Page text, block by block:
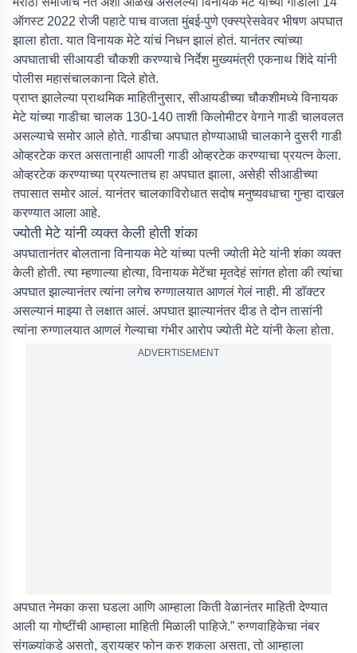
ऑगस्ट 2022 रोजी पहाटे पाच वाजता मुंबई-पुणे एक्स्प्रेसवेवर भीषण अपघात
झाला होता. यात विनायक मेटे यांचं निधन झालं होतं. यानंतर त्यांच्या
अपघाताची सीआयडी चौकशी करण्याचे निर्देश मुख्यमंत्री एकनाथ शिंदे यांनी
पोलीस महासंचालकाना दिले होते.
प्राप्त झालेल्या प्राथमिक माहितीनुसार, सीआयडीच्या चौकशीमध्ये विनायक
मेटे यांच्या गाडीचा चालक 130-140 ताशी किलोमीटर वेगाने गाडी चालवलत
असल्याचे समोर आले होते. गाडीचा अपघात होण्याआधी चालकाने दुसरी गाडी
ओव्हरटेक करत असतानाही आपली गाडी ओव्हरटेक करण्याचा प्रयत्न केला.
ओव्हरटेक करण्याच्या प्रयत्नातच हा अपघात झाला, असेही सीआडीच्या
तपासात समोर आलं. यानंतर चालकाविरोधात सदोष मनुष्यवधाचा गुन्हा दाखल
करण्यात आला आहे.
ज्योती मेटे यांनी व्यक्त केली होती शंका
अपघातानंतर बोलताना विनायक मेटे यांच्या पत्नी ज्योती मेटे यांनी शंका व्यक्त
केली होती. त्या म्हणाल्या होत्या, विनायक मेटेंचा मृतदेहं सांगत होता की त्यांचा
अपघात झाल्यानंतर त्यांना लगेच रुग्णालयात आणलं गेलं नाही. मी डॉक्टर
असल्यानं माझ्या ते लक्षात आलं. अपघात झाल्यानंतर दीड ते दोन तासांनी
त्यांना रुग्णालयात आणलं गेल्याचा गंभीर आरोप ज्योती मेटे यांनी केला होता.
ADVERTISEMENT
अपघात नेमका कसा घडला आणि आम्हाला किती वेळानंतर माहिती देण्यात
आली या गोष्टींची आम्हाला माहिती मिळाली पाहिजे.” रुग्णवाहिकेचा नंबर
संगळ्यांकडे असतो, ड्रायव्हर फोन करु शकला असता, तो आम्हाला